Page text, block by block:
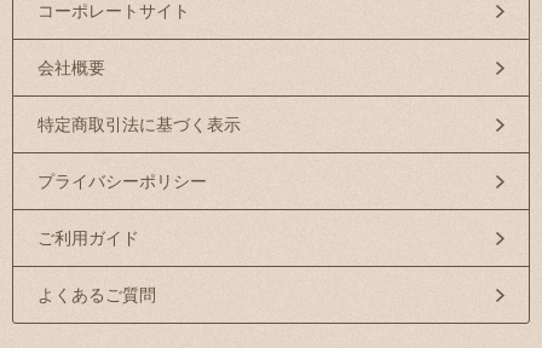
コーポレートサイト
会社概要
特定商取引法に基づく表示
プライバシーポリシー
ご利用ガイド
よくあるご質問